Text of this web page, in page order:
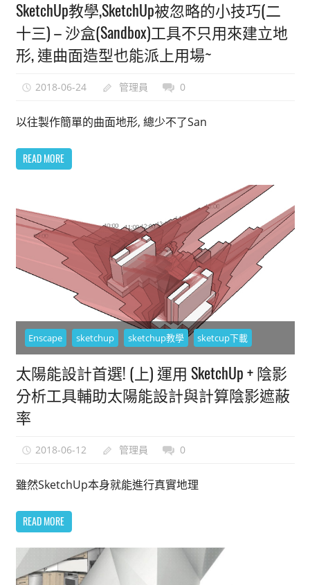
SketchUp教學,SketchUp被忽略的小技巧(二
十三) – 沙盒(Sandbox)工具不只用來建立地
形, 連曲面造型也能派上用場~
2018-06-24 管理員 0
以往製作簡單的曲面地形, 總少不了San
READ MORE
Enscape sketchup sketchup教學 sketcup下載
太陽能設計首選! (上) 運用 SketchUp + 陰影
分析工具輔助太陽能設計與計算陰影遮蔽
率
2018-06-12 管理員 0
雖然SketchUp本身就能進行真實地理
READ MORE